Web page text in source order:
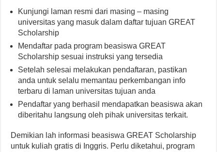
Kunjungi laman resmi dari masing – masing
universitas yang masuk dalam daftar tujuan GREAT
Scholarship
Mendaftar pada program beasiswa GREAT
Scholarship sesuai instruksi yang tersedia
Setelah selesai melakukan pendaftaran, pastikan
anda untuk selalu memantau perkembangan info
terbaru di laman universitas tujuan anda
Pendaftar yang berhasil mendapatkan beasiswa akan
diberitahu langsung oleh pihak universitas terkait.
Demikian lah informasi beasiswa GREAT Scholarship
untuk kuliah gratis di Inggris. Perlu diketahui, program